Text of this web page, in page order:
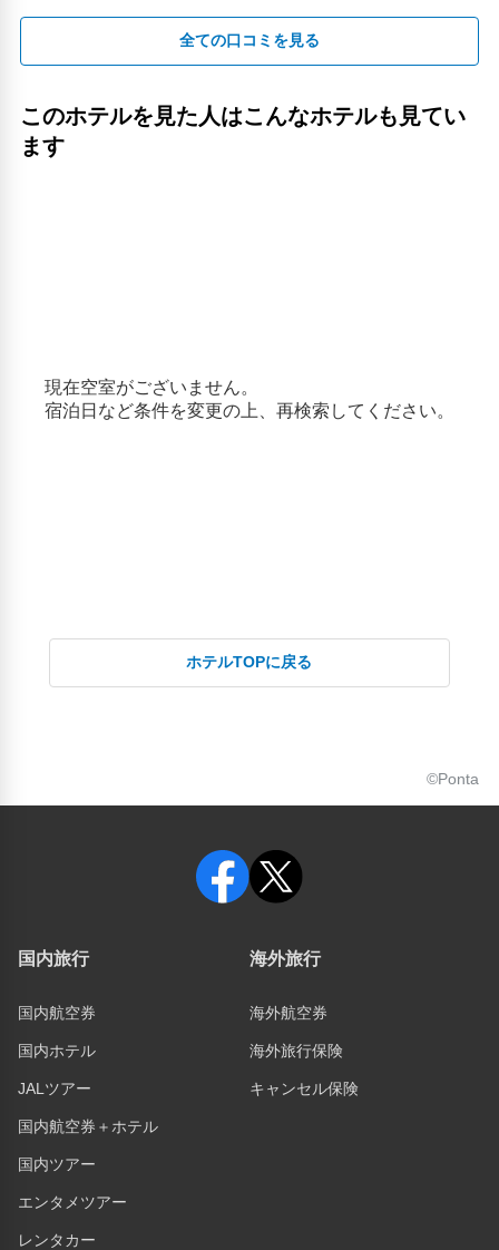
全ての口コミを見る
このホテルを見た人はこんなホテルも見てい
ます
ホテルTOPに戻る
©Ponta
国内旅行
国内航空券
国内ホテル
JALツアー
国内航空券＋ホテル
国内ツアー
エンタメツアー
レンタカー
海外旅行
海外航空券
海外旅行保険
キャンセル保険